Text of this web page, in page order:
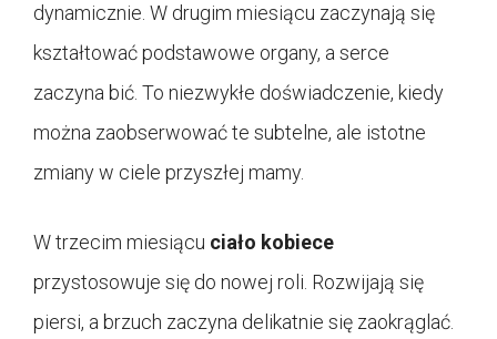
dynamicznie. W drugim miesiącu zaczynają się
kształtować podstawowe organy, a serce
zaczyna bić. To niezwykłe doświadczenie, kiedy
można zaobserwować te subtelne, ale istotne
zmiany w ciele przyszłej mamy.
W trzecim miesiącu ciało kobiece
przystosowuje się do nowej roli. Rozwijają się
piersi, a brzuch zaczyna delikatnie się zaokrąglać.